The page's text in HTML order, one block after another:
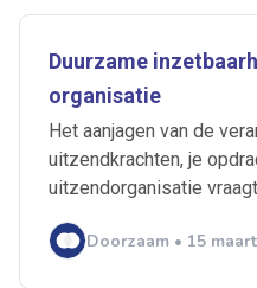
Duurzame
organisatie
Het aanjagen van de
uitzendkrachten, je
uitzendorganisatie
Doorzaam • 15